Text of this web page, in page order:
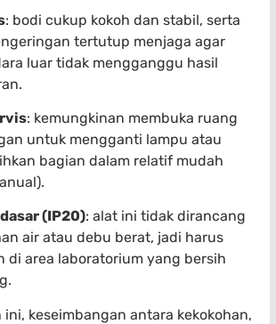
: bodi cukup kokoh dan stabil, serta
tertutup menjaga agar
luar tidak mengganggu hasil
: kemungkinan membuka ruang
untuk mengganti lampu atau
bagian dalam relatif mudah
(IP20): alat ini tidak dirancang
air atau debu berat, jadi harus
di area laboratorium yang bersih
ini, keseimbangan antara kekokohan,